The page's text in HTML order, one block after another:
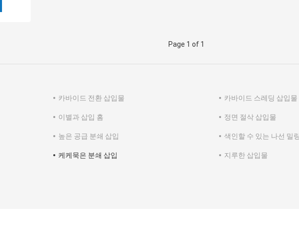
Page 1 of 1
카바이드 전환 삽입물 카바이드 스레딩 삽입물
이별과 삽입 홈 정면 절삭 삽입물
높은 공급 분쇄 삽입 색인할 수 있는 나선 밀
케케묵은 분쇄 삽입 지루한 삽입물